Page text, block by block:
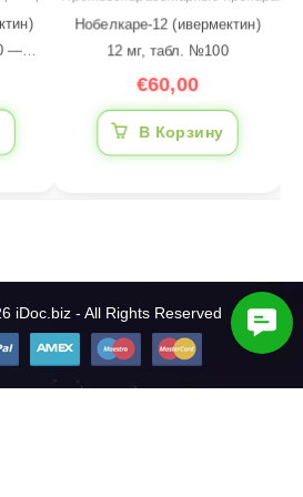
—
Нобелкаре-12 (ивермектин)
12 мг, табл. №100
€60,00
В Корзину
iDoc.biz - All Rights Reserved
C
o